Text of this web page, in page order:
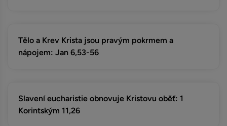
Tělo a Krev Krista jsou pravým pokrmem a
nápojem: Jan 6,53-56
Slavení eucharistie obnovuje Kristovu oběť: 1
Korintským 11,26